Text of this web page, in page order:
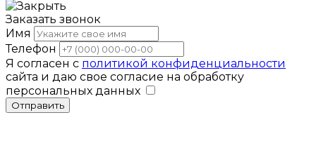
Заказать звонок
Имя
Телефон
Я согласен с политикой конфиденциальности
сайта и даю свое согласие на обработку
персональных данных
Отправить